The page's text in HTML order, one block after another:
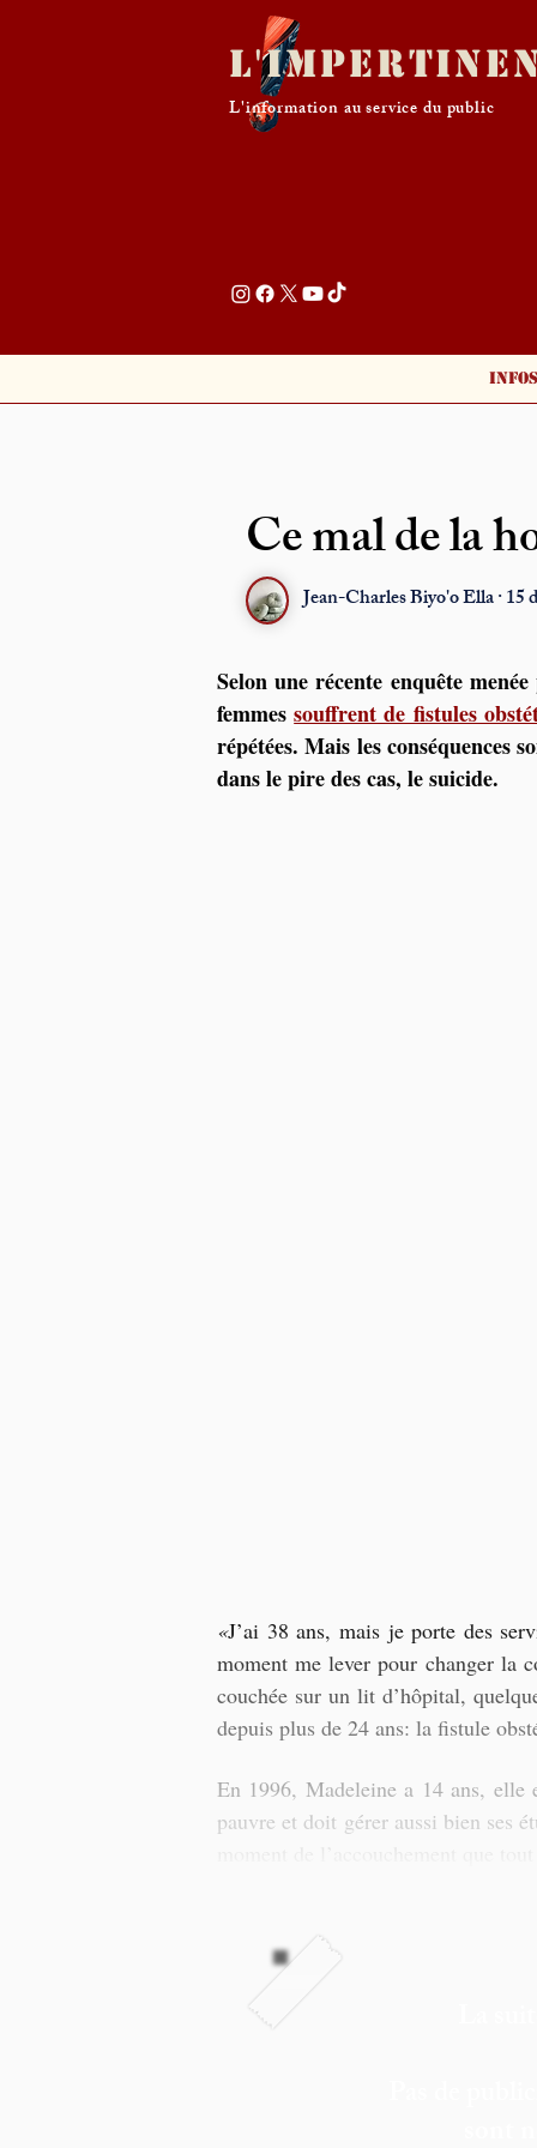
L'information au service du public
Infos
Ce mal de la
Jean-Charles Biyo'o Ella · 15
Selon une récente enquête
femmes souffrent de fistules
répétées. Mais les conséquences
dans le pire des cas, le suicide.
«J’ai 38 ans, mais je porte des
moment me lever pour changer la
couchée sur un lit d’hôpital,
depuis plus de 24 ans: la fistule
En 1996, Madeleine a 14 ans, elle
pauvre et doit gérer aussi bien ses